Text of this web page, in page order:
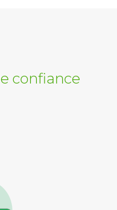
confiance